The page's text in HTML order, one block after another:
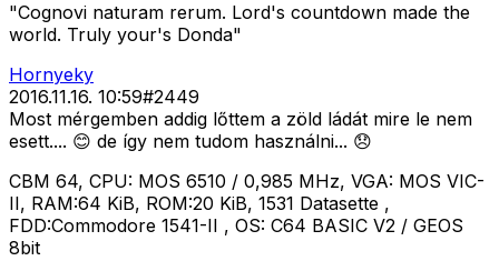
"Cognovi naturam rerum. Lord's countdown made the
world. Truly your's Donda"
Hornyeky
2016.11.16. 10:59#2449
Most mérgemben addig lőttem a zöld ládát mire le nem
esett.... 😊 de így nem tudom használni... 😞
CBM 64, CPU: MOS 6510 / 0,985 MHz, VGA: MOS VIC-
II, RAM:64 KiB, ROM:20 KiB, 1531 Datasette ,
FDD:Commodore 1541-II , OS: C64 BASIC V2 / GEOS
8bit